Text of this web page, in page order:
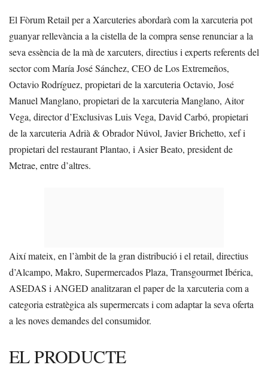
El Fòrum Retail per a Xarcuteries abordarà com la xarcuteria pot
guanyar rellevància a la cistella de la compra sense renunciar a la
seva essència de la mà de xarcuters, directius i experts referents del
sector com María José Sánchez, CEO de Los Extremeños,
Octavio Rodríguez, propietari de la xarcuteria Octavio, José
Manuel Manglano, propietari de la xarcuteria Manglano, Aitor
Vega, director d’Exclusivas Luis Vega, David Carbó, propietari
de la xarcuteria Adrià & Obrador Núvol, Javier Brichetto, xef i
propietari del restaurant Plantao, i Asier Beato, president de
Metrae, entre d’altres.
Així mateix, en l’àmbit de la gran distribució i el retail, directius
d’Alcampo, Makro, Supermercados Plaza, Transgourmet Ibérica,
ASEDAS i ANGED analitzaran el paper de la xarcuteria com a
categoria estratègica als supermercats i com adaptar la seva oferta
a les noves demandes del consumidor.
EL PRODUCTE